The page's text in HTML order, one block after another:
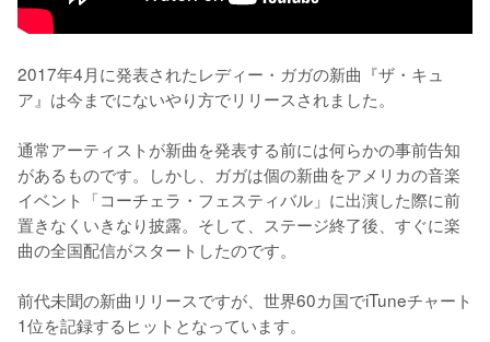
2017年4月に発表されたレディー・ガガの新曲『ザ・キュ
ア』は今までにないやり方でリリースされました。
通常アーティストが新曲を発表する前には何らかの事前告知
があるものです。しかし、ガガは個の新曲をアメリカの音楽
イベント「コーチェラ・フェスティバル」に出演した際に前
置きなくいきなり披露。そして、ステージ終了後、すぐに楽
曲の全国配信がスタートしたのです。
前代未聞の新曲リリースですが、世界60カ国でiTuneチャート